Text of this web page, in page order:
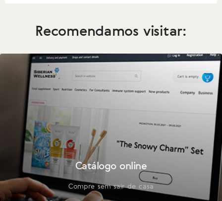
Recomendamos visitar:
Catálogo online
Compre sem sair de casa